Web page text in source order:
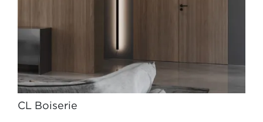
CL Boiserie